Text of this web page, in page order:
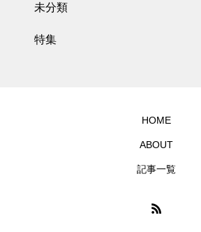
未分類
特集
HOME
ABOUT
記事一覧